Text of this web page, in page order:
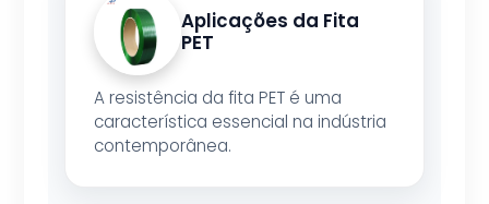
Aplicações da Fita
PET
A resistência da fita PET é uma
característica essencial na indústria
contemporânea.